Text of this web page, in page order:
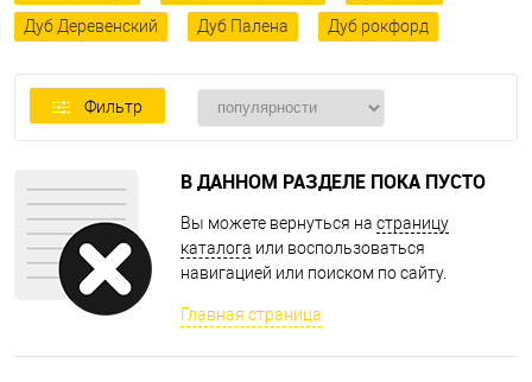
Дуб Деревенский
Дуб Палена Дуб рокфорд
Фильтр
В ДАННОМ РАЗДЕЛЕ ПОКА ПУСТО
Вы можете вернуться на страницу
каталога или воспользоваться
навигацией или поиском по сайту.
Главная страница